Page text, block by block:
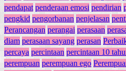
pendapat penderaan emosi pendirian
pengkid pengorbanan penjelasan
Perancangan perangai perasaan
diam perasaan sayang perasan
percaya percintaan percintaan 10
perempuan perempuan ego